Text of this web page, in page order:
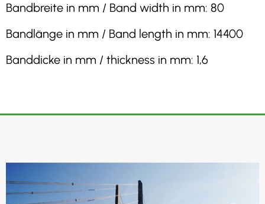
Bandbreite in mm / Band width in mm: 80
Bandlänge in mm / Band length in mm: 14400
Banddicke in mm / thickness in mm: 1,6